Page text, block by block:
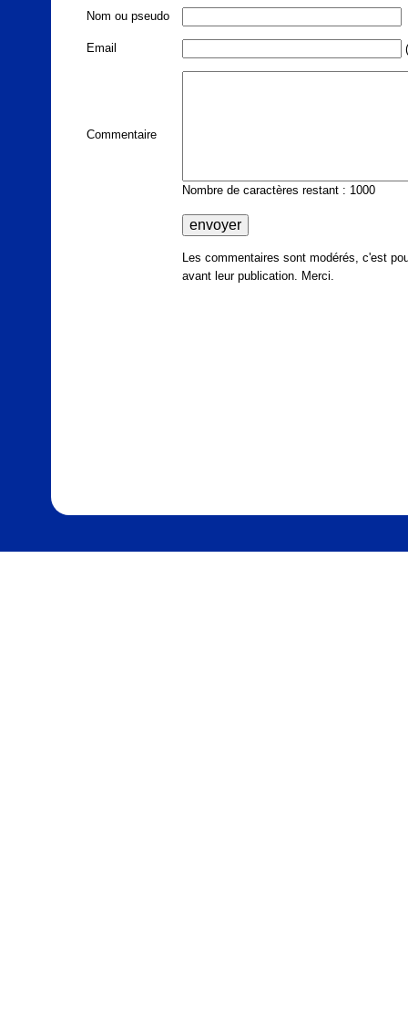
Nom ou pseudo
Email
Commentaire
Nombre de caractères restant : 1000
Les commentaires sont modérés, c'est
avant leur publication. Merci.